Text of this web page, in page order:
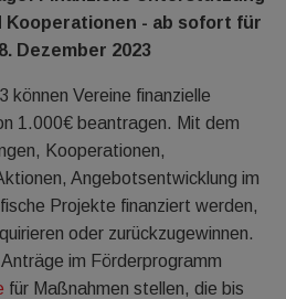
Kooperationen - ab sofort für
Dezember 2023
können Vereine finanzielle
1.000€ beantragen. Mit dem
Kooperationen,
Angebotsentwicklung im
Projekte finanziert werden,
oder zurückzugewinnen.
im Förderprogramm
für Maßnahmen stellen, die bis